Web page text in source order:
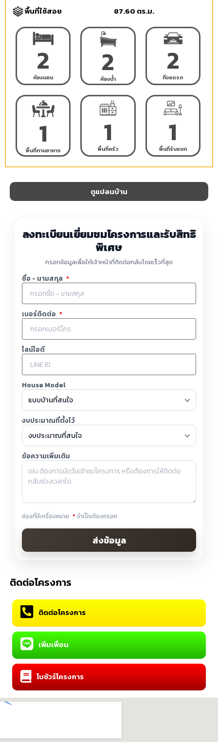
พื้นที่ใช้สอย
87.60 ตร.ม. ​
2
ห้องนอน 2
ห้องน้ำ
2
ที่จอดรถ
1
พื้นที่ทานอาหาร
1
พื้นที่ครัว 1
พื้นที่รับแขก
ดูแปลนบ้าน
ลงทะเบียนเยี่ยมชมโครงการและรับสิทธิ
พิเศษ
กรอกข้อมูลเพื่อให้เจ้าหน้าที่ติดต่อกลับโดยเร็วที่สุด
ชื่อ - นามสกุล *
เบอร์ติดต่อ *
ไลน์ไอดี
House Model
งบประมาณที่ตั้งไว้
ข้อความเพิ่มเติม
ช่องที่มีเครื่องหมาย *จำเป็นต้องกรอก
ส่งข้อมูล
ติดต่อโครงการ
ติดต่อโครงการ
เพิ่มเพื่อน
โบชัวร์โครงการ